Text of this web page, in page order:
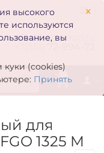
×
высокого
используются
вы
куки (cookies)
Принять
zakaz@inmarkon.ru
0
для
1325 M